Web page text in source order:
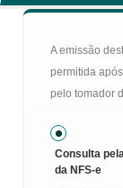
A emissão
permitida
pelo tomador
Consulta
da NFS-e